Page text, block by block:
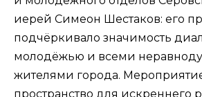
иерей Симеон Шестаков: его
подчёркивало значимость
молодёжью и всеми
жителями города. Мероприятие
пространство для искреннего